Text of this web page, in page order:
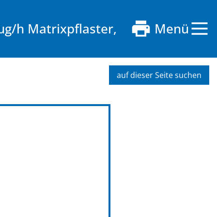
h Matrixpflaster,
Menü
auf dieser Seite suchen